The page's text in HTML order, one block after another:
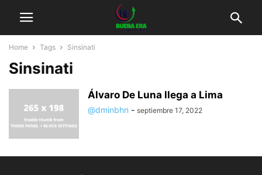
Home Tags Sinsinati
Sinsinati
Álvaro De Luna llega a Lima
@dminbhn - septiembre 17, 2022